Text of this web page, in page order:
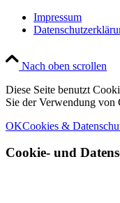
Impressum
Nach oben scrollen
Diese Seite benutzt
Sie der Verwendung von
OKCookies &
Cookie- und